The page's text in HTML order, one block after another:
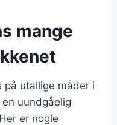
mange
på utallige måder i
uundgåelig
er nogle